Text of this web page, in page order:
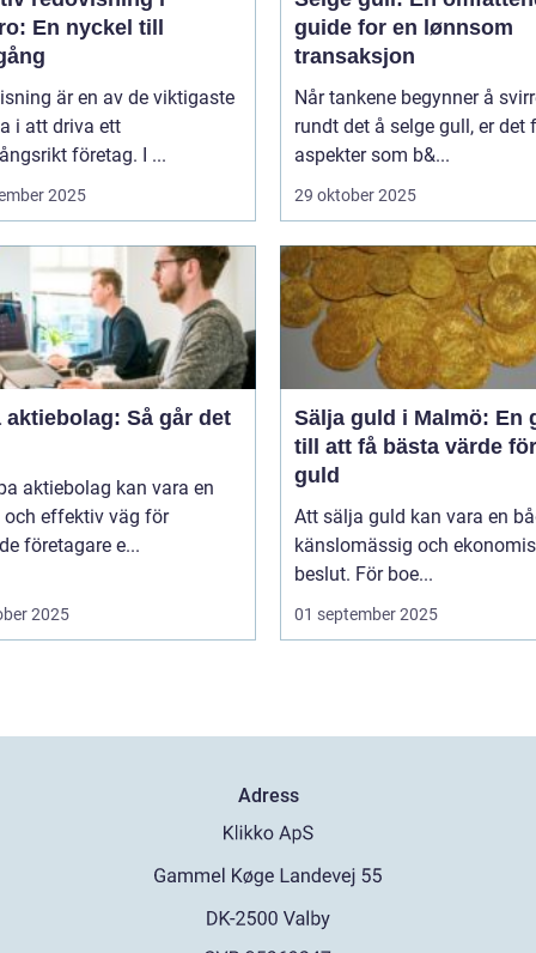
En nyckel till
är en av de viktigaste
i att driva ett
företag. I ...
2025
guide for en lønnsom
transaksjon
Når tankene begynner å
rundt det å selge gull, er det
aspekter som b&...
29 oktober 2025
aktiebolag: Så går det
aktiebolag kan vara en
och effektiv väg för
företagare e...
2025
Sälja guld i Malmö: En
till att få bästa värde
guld
Att sälja guld kan vara en
känslomässig och
beslut. För boe...
01 september 2025
Adress